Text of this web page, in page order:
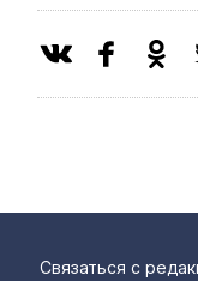
Связаться с